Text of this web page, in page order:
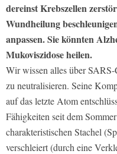
dereinst Krebszellen
Wundheilung
anpassen. Sie könnten
Mukoviszidose heilen.
Wir wissen alles über
zu neutralisieren. Seine
auf das letzte Atom
Fähigkeiten seit dem
charakteristischen Stachel
verschleiert (durch eine